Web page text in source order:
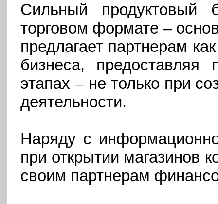
Сильный продуктовый
торговом формате –
предлагает партнерам
бизнеса,
этапах – не только при
деятельности.
Наряду с
при открытии магазинов
своим партнерам